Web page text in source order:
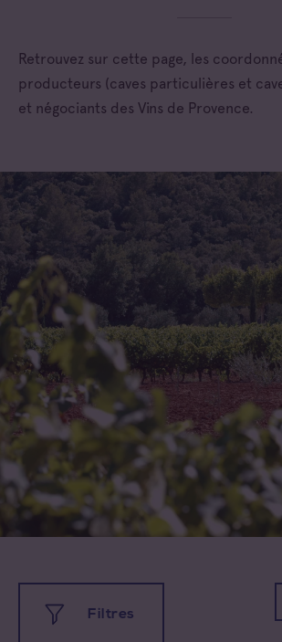
Retrouvez sur cette page, les
producteurs (caves particulières et
et négociants des Vins de Provence.
Filtres